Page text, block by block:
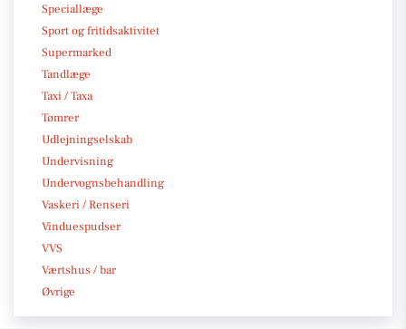
Speciallæge
Sport og fritidsaktivitet
Supermarked
Tandlæge
Taxi / Taxa
Tømrer
Udlejningselskab
Undervisning
Undervognsbehandling
Vaskeri / Renseri
Vinduespudser
VVS
Værtshus / bar
Øvrige